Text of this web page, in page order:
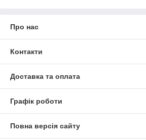
Про нас
Контакти
Доставка та оплата
Графік роботи
Повна версія сайту